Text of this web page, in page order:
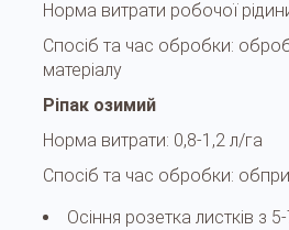
Норма витрати робочої
Спосіб та час обробки:
матеріалу
Ріпак озимий
Норма витрати: 0,8-1,2 л/га
Спосіб та час обробки:
Осіння розетка листків з